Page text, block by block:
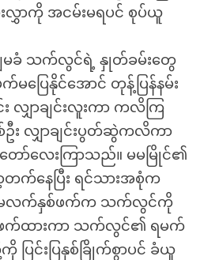
လွှာကို အငမ်းမရပင် စုပ်ယူ
မခံ သက်လွင်ရဲ့ နှုတ်ခမ်းတွေ
ပြေနိုင်အောင် တုန့်ပြန်နမ်း
လျှာချင်းလူးကာ ကလိကြ
ဦး လျှာချင်းပွတ်ဆွဲကလိကာ
ော်လေးကြာသည်။ မမမြိုင်၏
တက်နေပြီး ရင်သားအစုံက
မလက်နှစ်ဖက်က သက်လွင်ကို
န်ဖက်ထားကာ သက်လွင်၏ ရမက်
ြင်းပြနှစ်ခြိုက်စွာပင် ခံယူ